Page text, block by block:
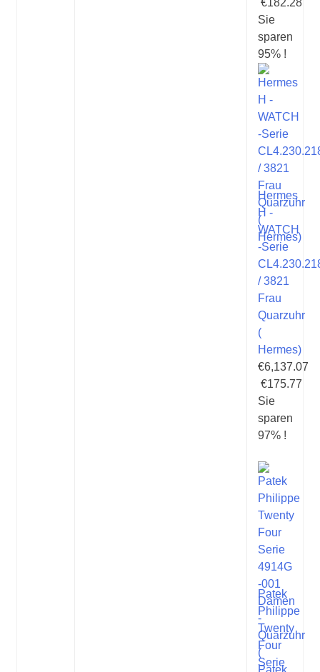
Sie
sparen
95% !
Hermes
H -
WATCH
-Serie
/ 3821
Frau
Quarzuhr
(
Hermes)
€6,137.07
€175.77
Sie
sparen
97% !
Patek
Philippe
Twenty
Four
Serie